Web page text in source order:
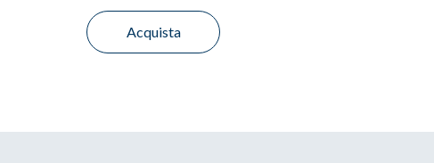
Acquista